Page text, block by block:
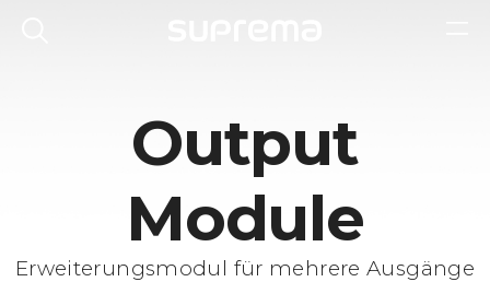
Output
Module
Erweiterungsmodul für mehrere Ausgänge